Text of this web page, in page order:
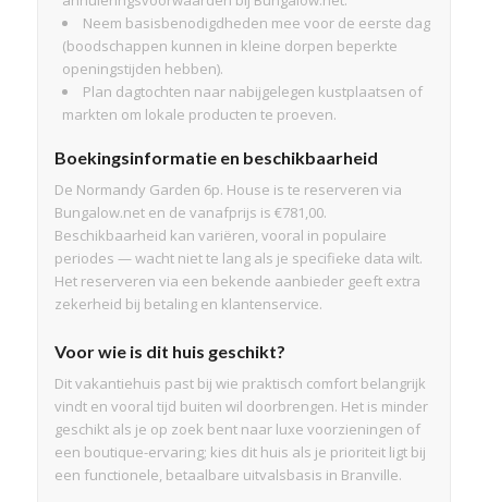
Neem basisbenodigdheden mee voor de eerste dag
(boodschappen kunnen in kleine dorpen beperkte
openingstijden hebben).
Plan dagtochten naar nabijgelegen kustplaatsen of
markten om lokale producten te proeven.
Boekingsinformatie en beschikbaarheid
De Normandy Garden 6p. House is te reserveren via
Bungalow.net en de vanafprijs is €781,00.
Beschikbaarheid kan variëren, vooral in populaire
periodes — wacht niet te lang als je specifieke data wilt.
Het reserveren via een bekende aanbieder geeft extra
zekerheid bij betaling en klantenservice.
Voor wie is dit huis geschikt?
Dit vakantiehuis past bij wie praktisch comfort belangrijk
vindt en vooral tijd buiten wil doorbrengen. Het is minder
geschikt als je op zoek bent naar luxe voorzieningen of
een boutique-ervaring; kies dit huis als je prioriteit ligt bij
een functionele, betaalbare uitvalsbasis in Branville.